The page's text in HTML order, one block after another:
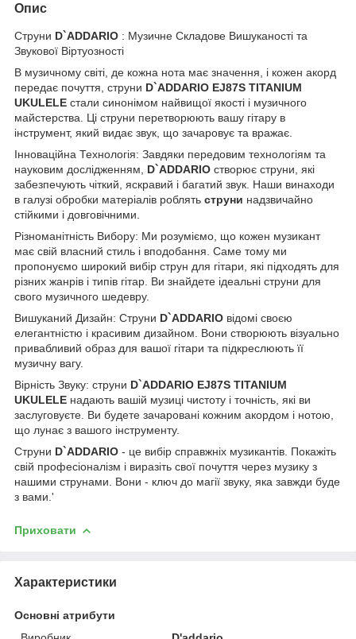
Опис
Струни D`ADDARIO : Музичне Складове Вишуканості та
Звукової Віртуозності
В музичному світі, де кожна нота має значення, і кожен акорд
передає почуття, струни D`ADDARIO EJ87S TITANIUM
UKULELE стали синонімом найвищої якості і музичного
майстерства. Ці струни перетворюють вашу гітару в
інструмент, який видає звук, що зачаровує та вражає.
Інноваційна Технологія: Завдяки передовим технологіям та
науковим дослідженням, D`ADDARIO створює струни, які
забезпечують чіткий, яскравий і багатий звук. Наши винаходи
в галузі обробки матеріалів роблять струни надзвичайно
стійкими і довговічними.
Різноманітність Вибору: Ми розуміємо, що кожен музикант
має свій власний стиль і вподобання. Саме тому ми
пропонуємо широкий вибір струн для гітари, які підходять для
різних жанрів і типів гітар. Ви знайдете ідеальні струни для
свого музичного шедевру.
Вишуканий Дизайн: Струни D`ADDARIO відомі своєю
елегантністю і красивим дизайном. Вони створюють візуально
привабливий образ для вашої гітари та підкреслюють її
музичну вагу.
Вірність Звуку: струни D`ADDARIO EJ87S TITANIUM
UKULELE надають вашій музиці чистоту і точність, які ви
заслуговуєте. Ви будете зачаровані кожним акордом і нотою,
що лунає з вашого інструменту.
Струни D`ADDARIO - це вибір справжніх музикантів. Покажіть
свій професіоналізм і виразіть свої почуття через музику з
нашими струнами. Вони - ключ до магії звуку, яка завжди буде
з вами.'
Приховати
Характеристики
Основні атрибути